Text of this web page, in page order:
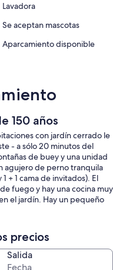
Lavadora
Se aceptan mascotas
Aparcamiento disponible
150 años
con jardín cerrado le
- a sólo 20 minutos del
de buey y una unidad
agujero de perno tranquila
+ 1 cama de invitados). El
fuego y hay una cocina muy
el jardín. Hay un pequeño
Easkey y Inishcrone. La
que es perfecto para los
de Sligo, que tiene un
¡Más allá de eso, estás en el
precios
Salida